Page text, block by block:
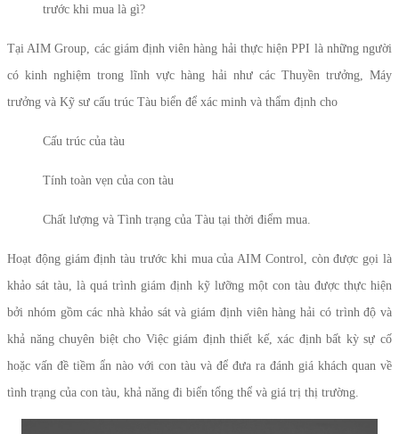
trước khi mua là gì?
Tại AIM Group, các giám định viên hàng hải thực hiện PPI là những người
có kinh nghiệm trong lĩnh vực hàng hải như các Thuyền trưởng, Máy
trưởng và Kỹ sư cấu trúc Tàu biển để xác minh và thẩm định cho
Cấu trúc của tàu
Tính toàn vẹn của con tàu
Chất lượng và Tình trạng của Tàu tại thời điểm mua.
Hoạt động giám định tàu trước khi mua của AIM Control, còn được gọi là
khảo sát tàu, là quá trình giám định kỹ lưỡng một con tàu được thực hiện
bởi nhóm gồm các nhà khảo sát và giám định viên hàng hải có trình độ và
khả năng chuyên biệt cho Việc giám định thiết kế, xác định bất kỳ sự cố
hoặc vấn đề tiềm ẩn nào với con tàu và để đưa ra đánh giá khách quan về
tình trạng của con tàu, khả năng đi biển tổng thể và giá trị thị trường.